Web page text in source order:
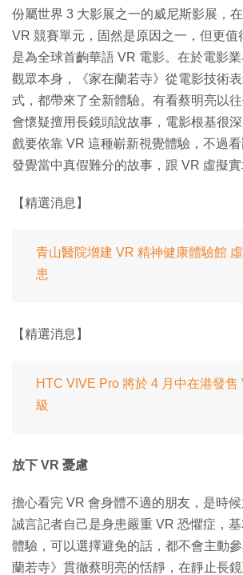
份屬世界 3 大影展之一的威尼斯影展，
VR 競賽單元，固然是原因之一，但更值
是為全球首齣華語 VR 電影。在於電影業
觀眾本身，《家在蘭若寺》從電影技術
式，都帶來了全新體驗。有看蔡明亮以
會懷疑擅用長鏡頭說故事，電影根基很
戲要依靠 VR 這種嶄新視覺體驗，不過
發覺當中真假難分的故事，跟 VR 虛擬實
【精選消息】
青山醫院增建 VR 精神健康體驗館
患
【精選消息】
HTC VIVE Pro 將於 4 月中在港發售
級
放下 VR 憂慮
擔心看完 VR 會身體不適的朋友，是時候
誠言記者自己是身患嚴重 VR 恐懼症，
體驗，可以選擇避免的話，都不會主動
蘭若寺》貫徹蔡明亮的恬靜，在靜止長